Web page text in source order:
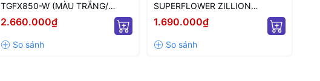
TGFX850-W (MÀU TRẮNG/
CHUẨN SFX/ FULL MODULAR/
2.660.000₫
SUPERFLOWER ZILLION
80PLUS BRONZE 750W ATX 3.1
(SF-750Z12DB(DA)
1.690.000₫